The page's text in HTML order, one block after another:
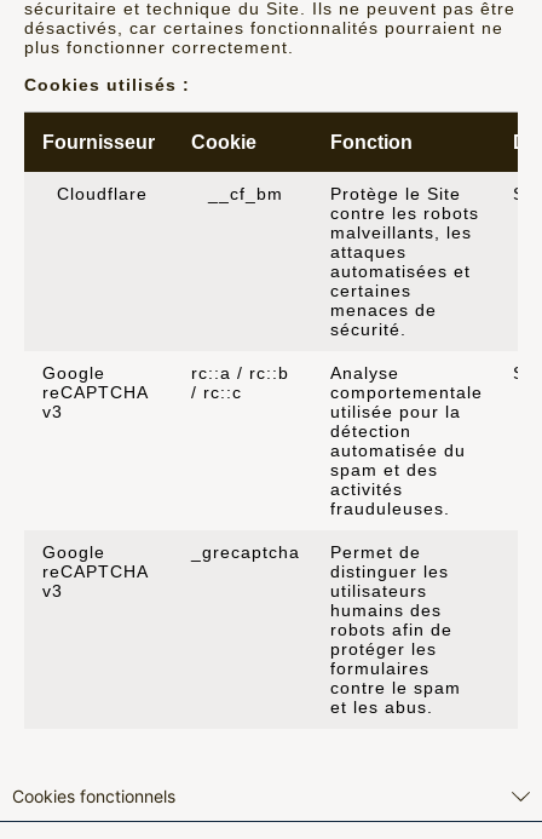
sécuritaire et technique du Site. Ils ne peuvent pas être
désactivés, car certaines fonctionnalités pourraient ne
plus fonctionner correctement.
Cookies utilisés :
Fournisseur Cookie Fonction
Cloudflare __cf_bm
Protège le Site
contre les robots
malveillants, les
attaques
automatisées et
certaines
menaces de
sécurité.
Google
reCAPTCHA
v3
rc::a / rc::b
/ rc::c
Analyse
comportementale
utilisée pour la
détection
automatisée du
spam et des
activités
frauduleuses.
Google
reCAPTCHA
v3
_grecaptcha
Permet de
distinguer les
utilisateurs
humains des
robots afin de
protéger les
formulaires
contre le spam
et les abus.
Cookies fonctionnels